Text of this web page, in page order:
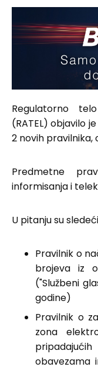
Regulatorno
(RATEL) objavilo
2 novih pravilnika,
Predmetne
informisanja i
U pitanju su
Pravilnik o
brojeva iz
("Službeni
godine)
Pravilnik o
zona
obavezama